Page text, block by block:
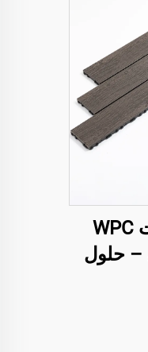
بلاطات أرضيات WPC
– حلول